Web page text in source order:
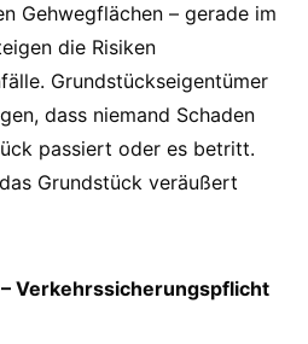
Gehwegflächen – gerade im
die Risiken
Grundstückseigentümer
dass niemand Schaden
passiert oder es betritt.
Grundstück veräußert
Verkehrssicherungspflicht